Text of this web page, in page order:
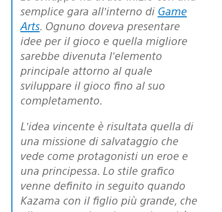
semplice gara all’interno di Game
Arts. Ognuno doveva presentare
idee per il gioco e quella migliore
sarebbe divenuta l’elemento
principale attorno al quale
sviluppare il gioco fino al suo
completamento.
L’idea vincente è risultata quella di
una missione di salvataggio che
vede come protagonisti un eroe e
una principessa. Lo stile grafico
venne definito in seguito quando
Kazama con il figlio più grande, che